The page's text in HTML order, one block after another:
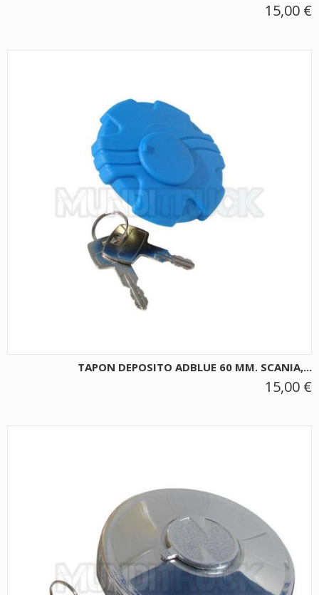
15,00 €
TAPON DEPOSITO ADBLUE 60 MM. SCANIA,...
15,00 €